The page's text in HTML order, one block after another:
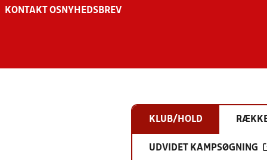
KONTAKT OS NYHEDSBREV
KLUB/HOLD
UDVIDET KAMPSØGNING